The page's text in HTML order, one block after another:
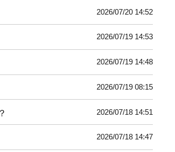
2026/07/20 14:52
2026/07/19 14:53
2026/07/19 14:48
2026/07/19 08:15
2026/07/18 14:51
2026/07/18 14:47